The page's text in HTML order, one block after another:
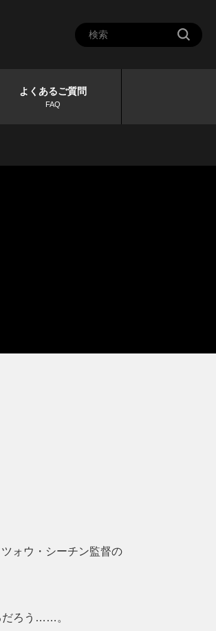
よくあるご質問
FAQ
ォウ・シーチン監督の
だろう……。